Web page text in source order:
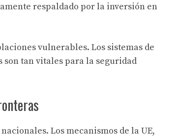
respaldado por la inversión en
vulnerables. Los sistemas de
tan vitales para la seguridad
Los mecanismos de la UE,